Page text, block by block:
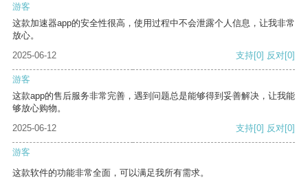
游客
这款加速器app的安全性很高，使用过程中不会泄露个人信息，让我非常
放心。
2025-06-12
支持[0] 反对[0]
游客
这款app的售后服务非常完善，遇到问题总是能够得到妥善解决，让我能
够放心购物。
2025-06-12
支持[0] 反对[0]
游客
这款软件的功能非常全面，可以满足我所有需求。